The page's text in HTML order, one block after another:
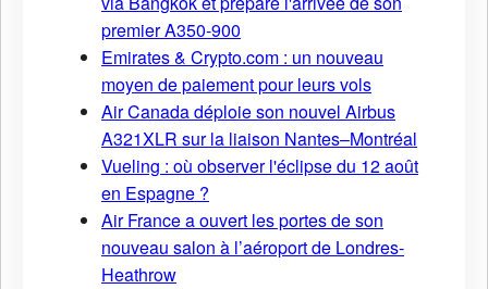
premier A350-900
Emirates & Crypto.com : un nouveau
moyen de paiement pour leurs vols
Air Canada déploie son nouvel Airbus
A321XLR sur la liaison Nantes–Montréal
Vueling : où observer l'éclipse du 12 août
en Espagne ?
Air France a ouvert les portes de son
nouveau salon à l’aéroport de Londres-
Heathrow